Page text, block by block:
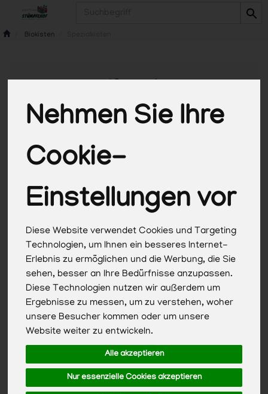
Nehmen Sie Ihre
Cookie-
Einstellungen vor
Diese Website verwendet Cookies und Targeting
Technologien, um Ihnen ein besseres Internet-
Erlebnis zu ermöglichen und die Werbung, die Sie
sehen, besser an Ihre Bedürfnisse anzupassen.
Diese Technologien nutzen wir außerdem um
Ergebnisse zu messen, um zu verstehen, woher
unsere Besucher kommen oder um unsere
Website weiter zu entwickeln.
Alle akzeptieren
Nur essenzielle Cookies akzeptieren
Biokisten
Spezialkisten
Allergene